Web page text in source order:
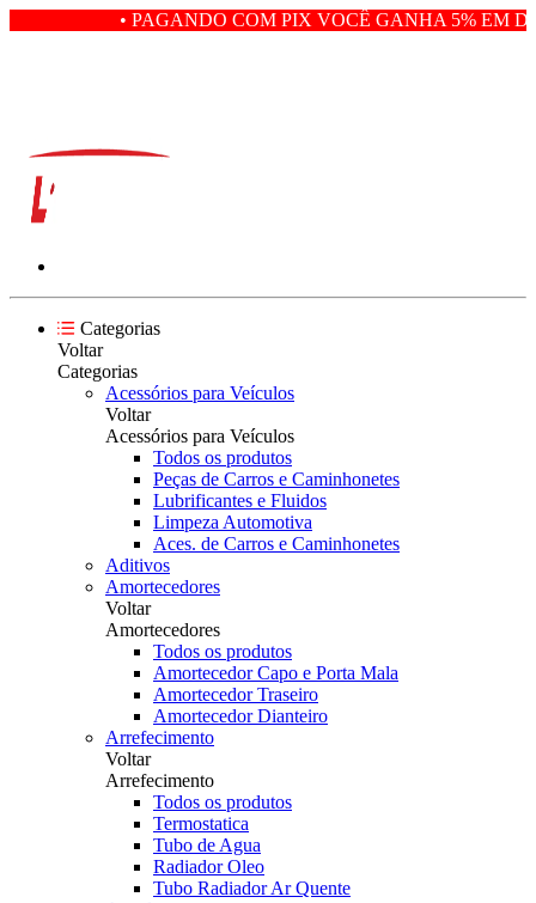
• PAGANDO COM PIX VOCÊ GANHA 5% EM
Categorias
Voltar
Categorias
Acessórios para Veículos
Voltar
Acessórios para Veículos
Todos os produtos
Peças de Carros e Caminhonetes
Lubrificantes e Fluidos
Limpeza Automotiva
Aces. de Carros e Caminhonetes
Aditivos
Amortecedores
Voltar
Amortecedores
Todos os produtos
Amortecedor Capo e Porta Mala
Amortecedor Traseiro
Amortecedor Dianteiro
Arrefecimento
Voltar
Arrefecimento
Todos os produtos
Termostatica
Tubo de Agua
Radiador Oleo
Tubo Radiador Ar Quente